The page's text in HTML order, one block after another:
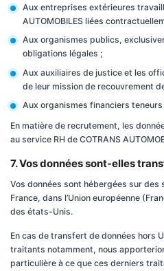
Aux entreprises extérieures
AUTOMOBILES liées
Aux organismes publics,
obligations légales ;
Aux auxiliaires de justice et les
de leur mission de recouvrement
Aux organismes financiers
En matière de recrutement, les
au service RH de COTRANS
7. Vos données sont-elles
Vos données sont hébergées sur
France, dans l’Union européenne
des états-Unis.
En cas de transfert de données hors
traitants notamment, nous
particulière à ce que ces derniers